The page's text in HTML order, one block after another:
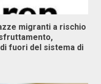
migranti a rischio
fuori del sistema di